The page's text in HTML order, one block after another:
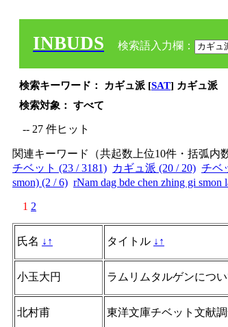
INBUDS 検索語入力欄：
検索キーワード： カギュ派 [SAT] カギュ派
検索対象： すべて
-- 27 件ヒット
関連キーワード（共起数上位10件・括弧
チベット (23 / 3181) カギュ派 (20 / 20) チベ
smon) (2 / 6) rNam dag bde chen zhing gi smon
1 2
氏名 ↓ ↑ タイトル ↓ ↑
小玉大円 ラムリムタルゲンにつ
北村甫 東洋文庫チベット文献